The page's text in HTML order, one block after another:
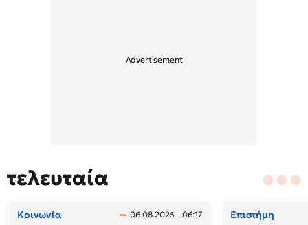
τελευταία
Κοινωνία 06.08.2026 - 06:17 Επιστήμη